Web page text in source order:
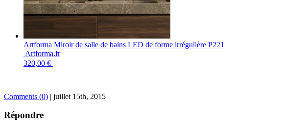
Artforma Miroir de salle de bains LED de forme irrégulière P221
Artforma.fr
320,00 €
Comments (0) | juillet 15th, 2015
Répondre